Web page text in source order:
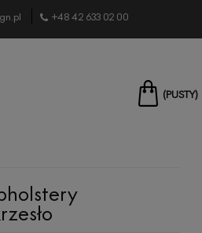
+48 42 633 02 00
(PUSTY)